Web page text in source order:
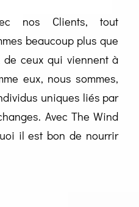
nos Clients, tout
beaucoup plus que
de ceux qui viennent à
eux, nous sommes,
uniques liés par
Avec The Wind
il est bon de nourrir